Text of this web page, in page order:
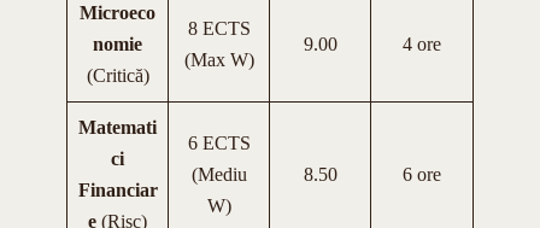
Microeco
nomie
(Critică)
8 ECTS
(Max W)
9.00 4 ore
Matemati
ci
Financiar
e (Risc)
6 ECTS
(Mediu
W)
8.50 6 ore